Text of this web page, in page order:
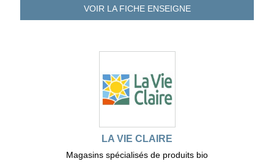
VOIR LA FICHEENSEIGNE
LA VIE CLAIRE
Magasins spécialisés de produits bio